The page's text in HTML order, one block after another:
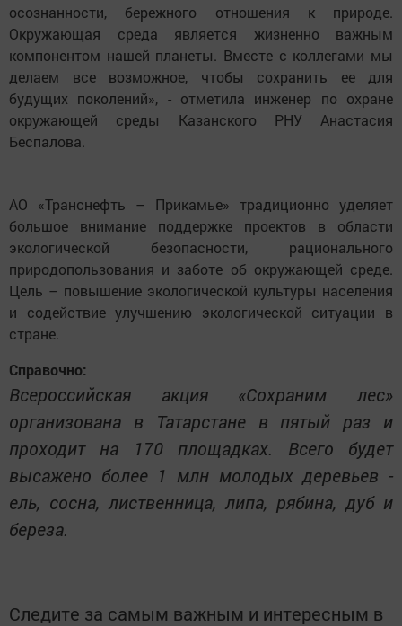
осознанности, бережного отношения к природе.
Окружающая среда является жизненно важным
компонентом нашей планеты. Вместе с коллегами мы
делаем все возможное, чтобы сохранить ее для
будущих поколений», - отметила инженер по охране
окружающей среды Казанского РНУ Анастасия
Беспалова.
АО «Транснефть – Прикамье» традиционно уделяет
большое внимание поддержке проектов в области
экологической безопасности, рационального
природопользования и заботе об окружающей среде.
Цель – повышение экологической культуры населения
и содействие улучшению экологической ситуации в
стране.
Справочно:
Всероссийская акция «Сохраним лес»
организована в Татарстане в пятый раз и
проходит на 170 площадках. Всего будет
высажено более 1 млн молодых деревьев -
ель, сосна, лиственница, липа, рябина, дуб и
береза.
Следите за самым важным и интересным в